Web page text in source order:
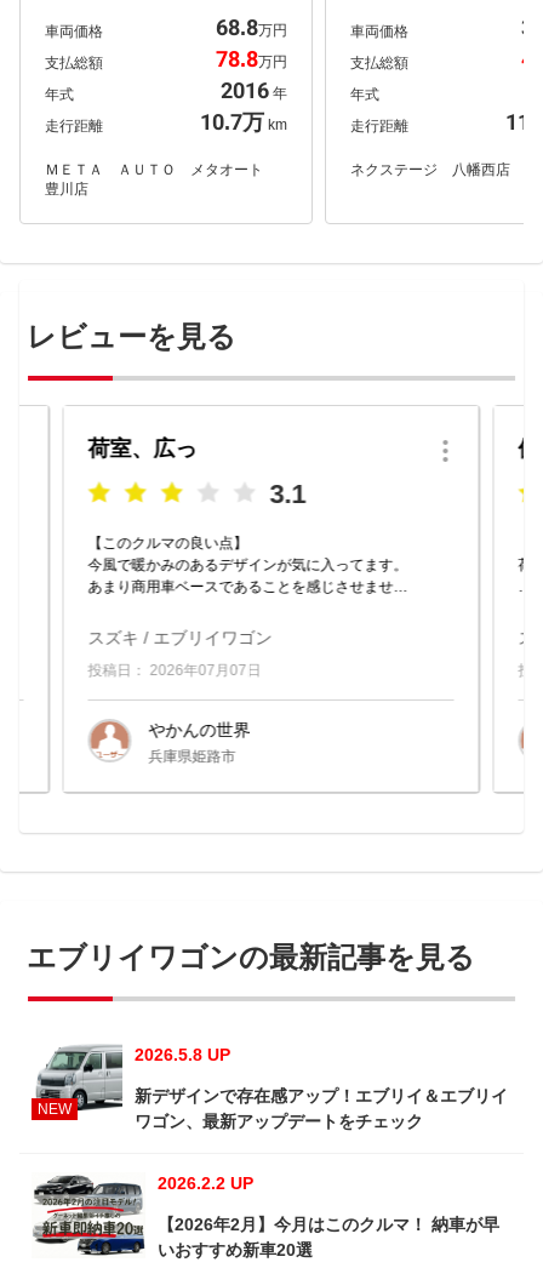
ア Ｃｌａｚｚｉｏ Ｊｒ．シート
ブレーキサポートシステム ＭＡＮ
ＡＲＡＹ ＳＰＯＲＴ ユーロスピ
ード１５インチアルミ ＭＥＴＡ Ａ
ＵＴＯ メタオート 豊川店
車両価格 68.8万円
支払総額
78.8万円
年式
2016 年
走行距離
10.7万 km
ＭＥＴＡ ＡＵＴＯ メタオート
豊川店
アルミ キーレスエントリ
パワーウィンドウ Ｂｌｕｅ
ｔｈ ＣＤ 地デジ ネクス
八幡西店
車両価格
支払総額
年式
走行距離
ネクステージ 八幡西店
レビューを見る
荷室、広っ
3.1
【このクルマの良い点】
今風で暖かみのあるデザインが気に入ってます。
あまり商用車ベースであることを感じさせませ
スズキ / エブリイワゴン
投稿日： 2026年07月07日
やかんの世界
兵庫県姫路市
荷
便
ス
投
エブリイワゴンの最新記事を見る
NEW
2026.5.8 UP
新デザインで存在感アップ！エブリイ＆エブリイ
ワゴン、最新アップデートをチェック
2026.2.2 UP
【2026年2月】今月はこのクルマ！ 納車が早
いおすすめ新車20選